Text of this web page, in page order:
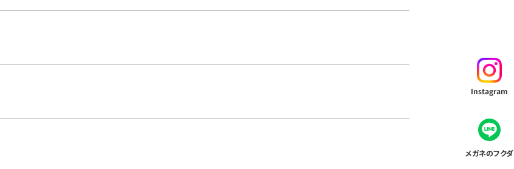
Instagram
メガネのフクダ